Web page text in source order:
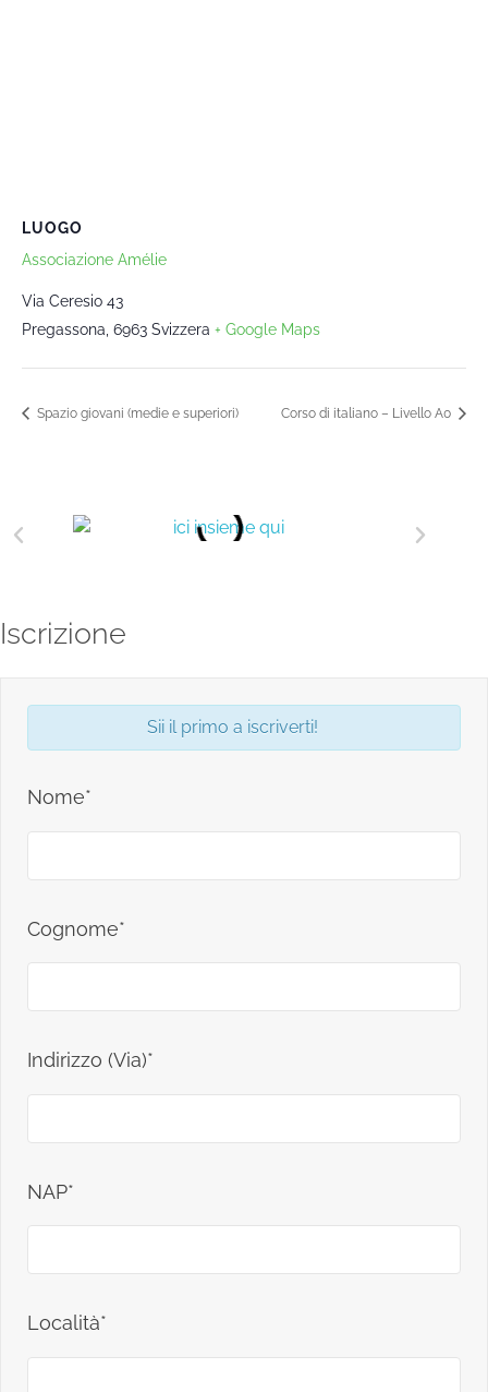
LUOGO
Associazione Amélie
Via Ceresio 43
Pregassona 6963 Svizzera + Google Maps
Spazio giovani (medie e superiori) Corso di italiano – Livello A0
Iscrizione
Sii il primo a iscriverti!
Nome*
Cognome*
Indirizzo (Via)*
NAP*
Località*